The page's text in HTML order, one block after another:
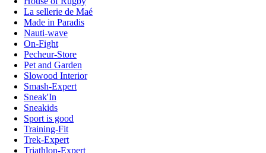
La sellerie de Maé
Made in Paradis
Nauti-wave
On-Fight
Pecheur-Store
Pet and Garden
Slowood Interior
Smash-Expert
Sneak'In
Sneakids
Sport is good
Training-Fit
Trek-Expert
Triathlon-Expert